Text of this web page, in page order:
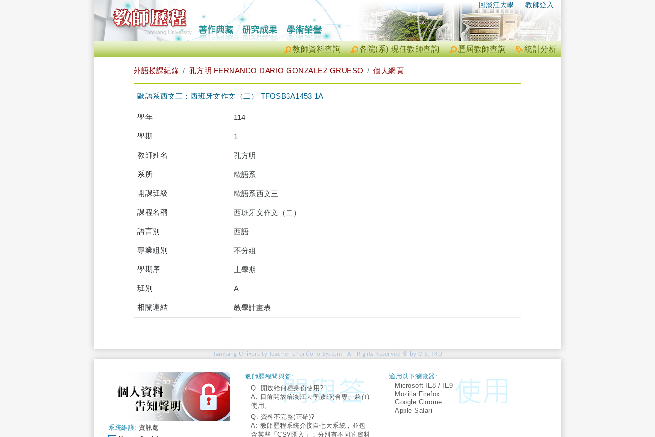
| 教師登入
回淡江大學
統計分析
歷屆教師查詢
各院(系) 現任教師查詢
教師資料查詢
外語授課紀錄 孔方明 FERNANDO DARIO GONZALEZ GRUESO 個人網頁
歐語系西文三：西班牙文作文（二） TFOSB3A1453 1A
學年 114
學期 1
教師姓名 孔方明
系所 歐語系
開課班級 歐語系西文三
課程名稱 西班牙文作文（二）
語言別 西語
專業組別 不分組
學期序 上學期
班別 A
相關連結 教學計畫表
Tamkang University Teacher ePortfolio System - All Rights Reserved © by OIS, TKU
系統維護: 資訊處
教師歷程問與答:
Q: 開放給何種身份使用?
A: 目前開放給淡江大學教師(含專、兼任)
使用。
Q: 資料不完整(正確)?
A: 教師歷程系統介接自七大系統，並包
含某些「CSV匯入」；分別有不同的資料
適用以下瀏覽器:
Microsoft IE8 / IE9
Mozilla Firefox
Google Chrome
Apple Safari